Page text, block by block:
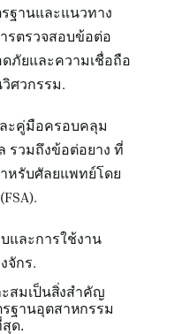
ฐานและแนวทาง
รตรวจสอบข้อต่อ
ภัยและความเชื่อถือ
ศวกรรม.
ะคู่มือครอบคลุม
รวมถึงข้อต่อยาง ที่
หรับศัลยแพทย์โดย
และการใช้งาน
จักร.
ะสมเป็นสิ่งสำคัญ
ฐานอุตสาหกรรม
ด.